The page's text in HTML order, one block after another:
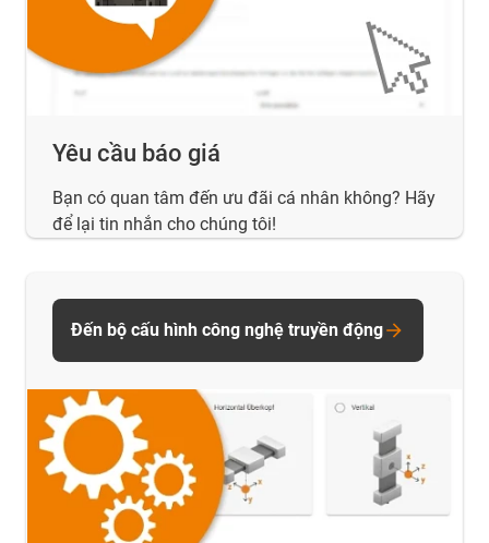
Yêu cầu báo giá
Bạn có quan tâm đến ưu đãi cá nhân không? Hãy
để lại tin nhắn cho chúng tôi!
Đến bộ cấu hình công nghệ truyền động